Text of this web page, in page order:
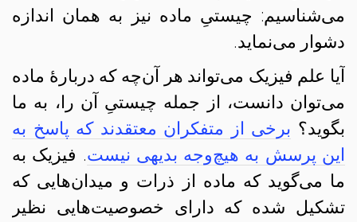
می‌شناسیم: چیستیِ ماده نیز به همان اندازه
دشوار می‌نماید.
آیا علم فیزیک می‌تواند هر آن‌چه که دربارهٔ ماده
می‌توان دانست، از جمله چیستیِ آن را، به ما
بگوید؟ برخی از متفکران معتقدند که پاسخ به
این پرسش به هیچ‌وجه بدیهی نیست. فیزیک به
ما می‌گوید که ماده از ذرات و میدان‌هایی که
تشکیل شده که دارای خصوصیت‌هایی نظیر